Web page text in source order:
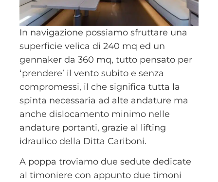
In navigazione possiamo sfruttare una
superficie velica di 240 mq ed un
gennaker da 360 mq, tutto pensato per
‘prendere’ il vento subito e senza
compromessi, il che significa tutta la
spinta necessaria ad alte andature ma
anche dislocamento minimo nelle
andature portanti, grazie al lifting
idraulico della Ditta Cariboni.
A poppa troviamo due sedute dedicate
al timoniere con appunto due timoni